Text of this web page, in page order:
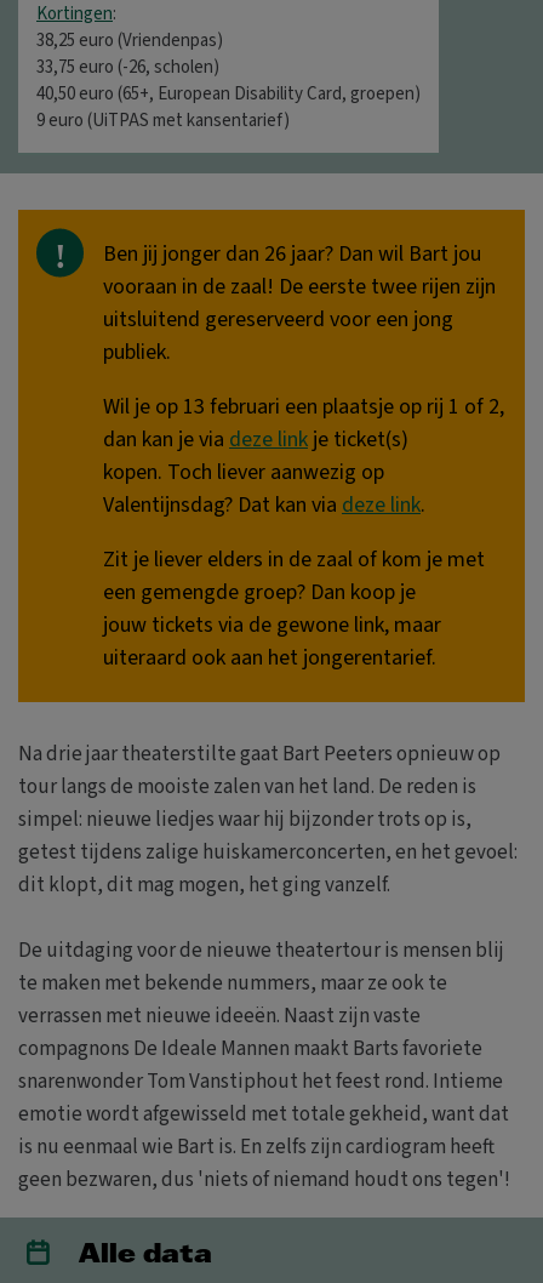
Ben jij jonger dan 26 jaar? Dan wil Bart jou
vooraan in de zaal! De eerste twee rijen zijn
uitsluitend gereserveerd voor een jong
publiek.
Wil je op 13 februari een plaatsje op rij 1 of 2,
dan kan je via deze link je ticket(s)
kopen. Toch liever aanwezig op
Valentijnsdag? Dat kan via deze link.
Zit je liever elders in de zaal of kom je met
een gemengde groep? Dan koop je
jouw tickets via de gewone link, maar
uiteraard ook aan het jongerentarief.
Na drie jaar theaterstilte gaat Bart Peeters opnieuw op
tour langs de mooiste zalen van het land. De reden is
simpel: nieuwe liedjes waar hij bijzonder trots op is,
getest tijdens zalige huiskamerconcerten, en het gevoel:
dit klopt, dit mag mogen, het ging vanzelf.
De uitdaging voor de nieuwe theatertour is mensen blij
te maken met bekende nummers, maar ze ook te
verrassen met nieuwe ideeën. Naast zijn vaste
compagnons De Ideale Mannen maakt Barts favoriete
snarenwonder Tom Vanstiphout het feest rond. Intieme
emotie wordt afgewisseld met totale gekheid, want dat
is nu eenmaal wie Bart is. En zelfs zijn cardiogram heeft
geen bezwaren, dus 'niets of niemand houdt ons tegen'!
Alle data
Kortingen:
38,25 euro (Vriendenpas)
33,75 euro (-26, scholen)
40,50 euro (65+, European Disability Card, groepen)
9 euro (UiTPAS met kansentarief)